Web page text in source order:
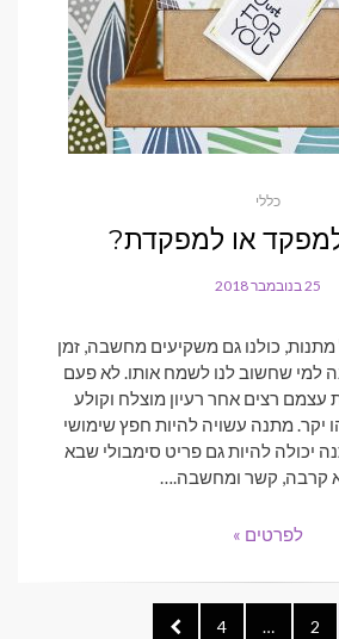
כללי
או למפקדת?
POSTED
25 בנובמבר 2018
מתנות, כולנו גם משקיעים מחשבה, זמן
למי שחשוב לנו לשמח אותו. לא פעם
עצמם רצים אחר רעיון מוצלח וקולע
יקר. מתנה עשויה להיות חפץ שימושי
יכולה להיות גם פריט סימבולי שבא
קרבה, קשר ומחשבה.…
לפרטים »
PAGE
2
…
PAGE
4
NEXT